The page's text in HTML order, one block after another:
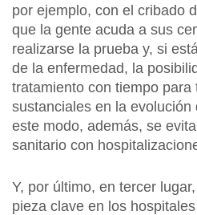
por ejemplo, con el cribado
que la gente acuda a sus
realizarse la prueba y, si
de la enfermedad, la
tratamiento con tiempo para
sustanciales en la
este modo, además, se
sanitario con
Y, por último, en tercer
pieza clave en los